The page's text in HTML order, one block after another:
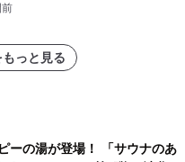
っと見る
ーの湯が登場！ 「サウナのあ